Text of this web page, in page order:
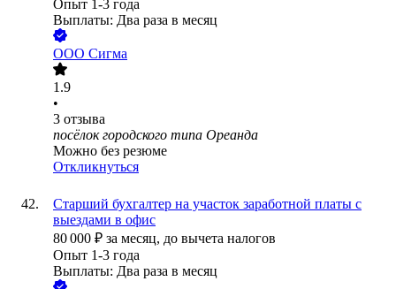
Опыт 1-3 года
Выплаты: Два раза в месяц
ООО Сигма
1.9
•
3 отзыва
посёлок городского типа Ореанда
Можно без резюме
Откликнуться
Старший бухгалтер на участок заработной платы с
выездами в офис
80 000 ₽ за месяц, до вычета налогов
Опыт 1-3 года
Выплаты: Два раза в месяц